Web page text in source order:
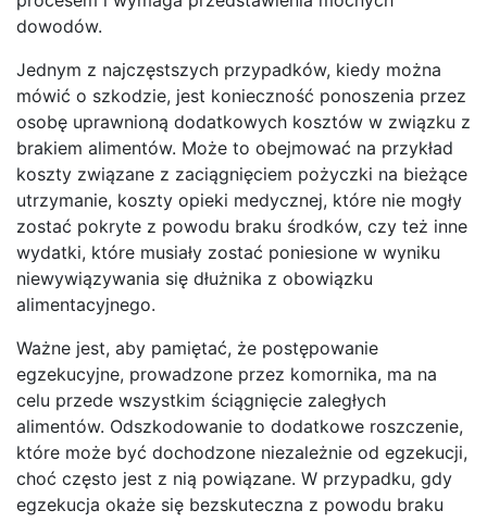
dowodów.
Jednym z najczęstszych przypadków, kiedy można
mówić o szkodzie, jest konieczność ponoszenia przez
osobę uprawnioną dodatkowych kosztów w związku z
brakiem alimentów. Może to obejmować na przykład
koszty związane z zaciągnięciem pożyczki na bieżące
utrzymanie, koszty opieki medycznej, które nie mogły
zostać pokryte z powodu braku środków, czy też inne
wydatki, które musiały zostać poniesione w wyniku
niewywiązywania się dłużnika z obowiązku
alimentacyjnego.
Ważne jest, aby pamiętać, że postępowanie
egzekucyjne, prowadzone przez komornika, ma na
celu przede wszystkim ściągnięcie zaległych
alimentów. Odszkodowanie to dodatkowe roszczenie,
które może być dochodzone niezależnie od egzekucji,
choć często jest z nią powiązane. W przypadku, gdy
egzekucja okaże się bezskuteczna z powodu braku